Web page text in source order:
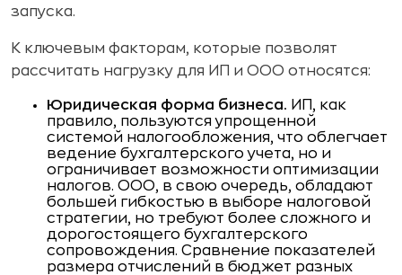
запуска.
К ключевым факторам, которые позволят
рассчитать нагрузку для ИП и ООО относятся:
Юридическая форма бизнеса. ИП, как
правило, пользуются упрощенной
системой налогообложения, что облегчает
ведение бухгалтерского учета, но и
ограничивает возможности оптимизации
налогов. ООО, в свою очередь, обладают
большей гибкостью в выборе налоговой
стратегии, но требуют более сложного и
дорогостоящего бухгалтерского
сопровождения. Сравнение показателей
размера отчислений в бюджет разных